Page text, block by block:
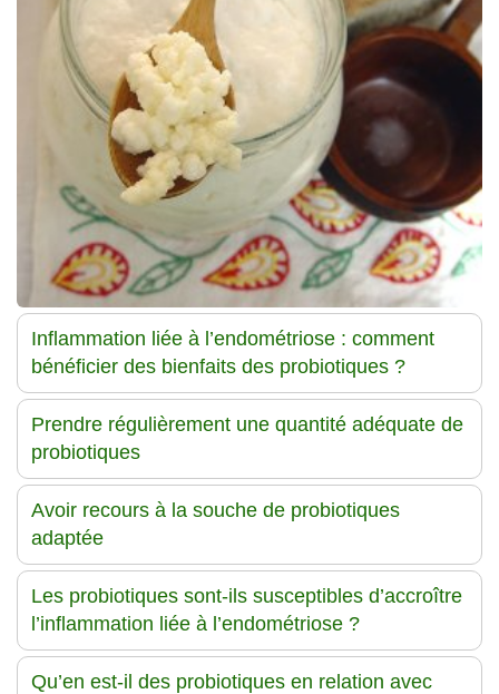
Inflammation liée à l’endométriose : comment
bénéficier des bienfaits des probiotiques ?
Prendre régulièrement une quantité adéquate de
probiotiques
Avoir recours à la souche de probiotiques
adaptée
Les probiotiques sont-ils susceptibles d’accroître
l’inflammation liée à l’endométriose ?
Qu’en est-il des probiotiques en relation avec